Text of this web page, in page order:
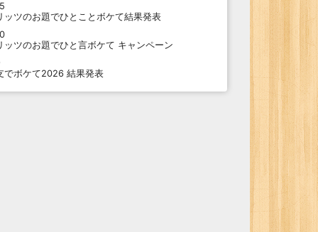
ッツのお題でひとことボケて結果発表
ッツのお題でひと言ボケて キャンペーン
でボケて2026 結果発表